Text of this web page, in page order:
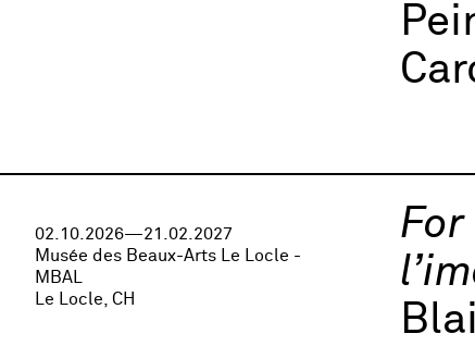
For
02.10.2026—21.02.2027
Musée des Beaux-Arts Le Locle -
MBAL
Le Locle, CH